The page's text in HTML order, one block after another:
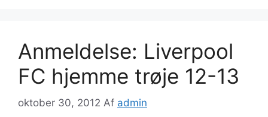
Anmeldelse: Liverpool
FC hjemme trøje 12-13
oktober 30, 2012 Af admin